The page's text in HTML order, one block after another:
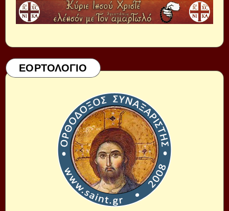
ΕΟΡΤΟΛΟΓΙΟ